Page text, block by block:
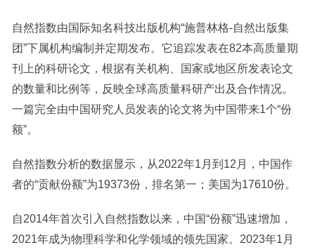
自然指数由国际知名科技出版机构“施普林格-自然出版集
团”下属机构编制并定期发布。它追踪发表在82本高质量期
刊上的科研论文，根据有关机构、国家或地区所发表论文
的数量和比例等，反映全球高质量科研产出及合作情况。
一篇完全由中国研究人员发表的论文将为中国带来1个“份
额”。
自然指数分析的数据显示，从2022年1月到12月，中国作
者的“贡献份额”为19373份，排名第一；美国为17610份。
自2014年首次引入自然指数以来，中国“份额”迅速增加，
2021年成为物理科学和化学领域的领先国家。2023年1月